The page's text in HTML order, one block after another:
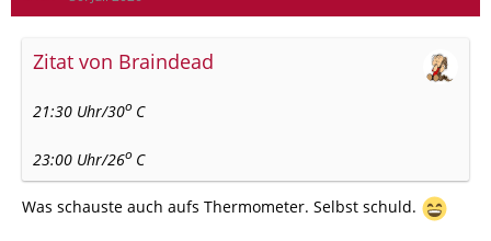
Zitat von Braindead
21:30 Uhr/30o C
23:00 Uhr/26o C
Was schauste auch aufs Thermometer. Selbst schuld.